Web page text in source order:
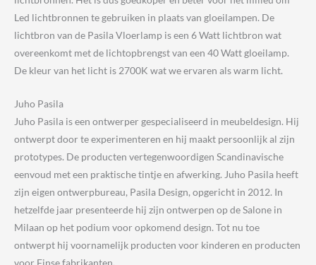
Led lichtbronnen te gebruiken in plaats van gloeilampen. De
lichtbron van de Pasila Vloerlamp is een 6 Watt lichtbron wat
overeenkomt met de lichtopbrengst van een 40 Watt gloeilamp.
De kleur van het licht is 2700K wat we ervaren als warm licht.
Juho Pasila
Juho Pasila is een ontwerper gespecialiseerd in meubeldesign. Hij
ontwerpt door te experimenteren en hij maakt persoonlijk al zijn
prototypes. De producten vertegenwoordigen Scandinavische
eenvoud met een praktische tintje en afwerking. Juho Pasila heeft
zijn eigen ontwerpbureau, Pasila Design, opgericht in 2012. In
hetzelfde jaar presenteerde hij zijn ontwerpen op de Salone in
Milaan op het podium voor opkomend design. Tot nu toe
ontwerpt hij voornamelijk producten voor kinderen en producten
voor Finse fabrikanten.